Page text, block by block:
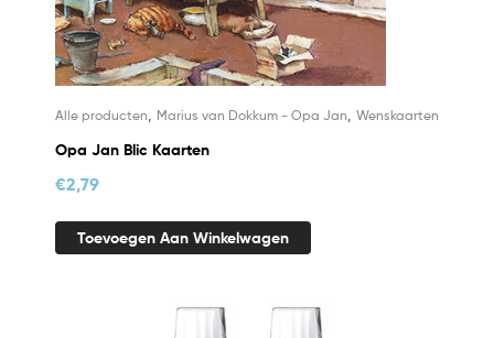
Alle producten, Marius van Dokkum - Opa Jan, Wenskaarten
Opa Jan Blic Kaarten
€2,79
Toevoegen Aan Winkelwagen